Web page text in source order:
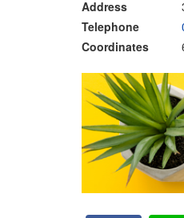
Address
Telephone
Coordinates